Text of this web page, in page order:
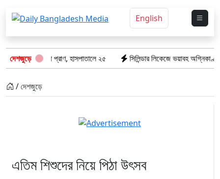
English
দেশজুড়ে
৮টি তাজা প্রাণ, হাসপাতালে ২৫ সিলিন্ডার লিকেজে ভয়াবহ অগ্নিকাণ্ড:
/ দেশজুড়ে
এতিম শিশুদের নিয়ে পিঠা উৎসব